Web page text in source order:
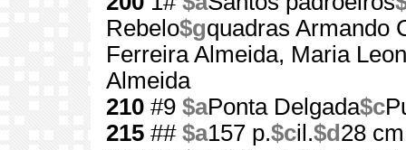
Rebelo$gquadras Armando
Ferreira Almeida, Maria
Almeida
210 #9 $aPonta Delgada$c
215 ## $a157 p.$cil.$d 28 cm